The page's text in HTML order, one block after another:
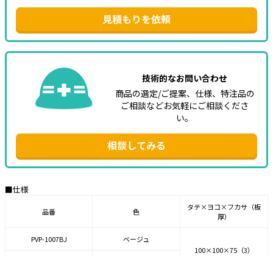
見積もりを依頼
技術的なお問い合わせ
商品の選定/ご提案、仕様、特注品の
ご相談などお気軽にご相談くださ
い。
相談してみる
■仕様
品番 色
タテ×ヨコ×フカサ（板
厚）
PVP-1007BJ
ベージュ
100×100×75（3）